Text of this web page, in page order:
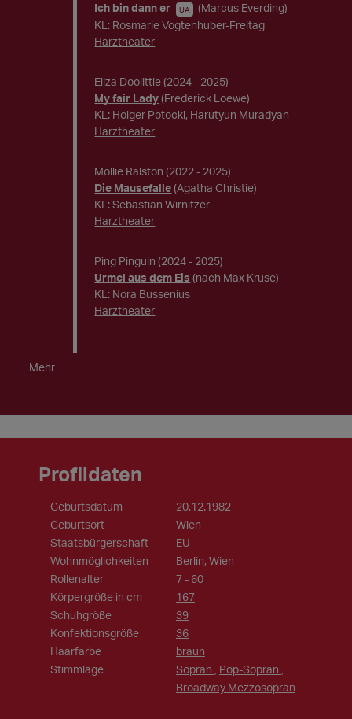
Ich bin dann er
UA
(Marcus Everding)
KL: Rosmarie Vogtenhuber-Freitag
Harztheater
Eliza Doolittle (2024 - 2025)
My fair Lady (Frederick Loewe)
KL: Holger Potocki, Harutyun Muradyan
Harztheater
Mollie Ralston (2022 - 2025)
Die Mausefalle (Agatha Christie)
KL: Sebastian Wirnitzer
Harztheater
Ping Pinguin (2024 - 2025)
Urmel aus dem Eis (nach Max Kruse)
KL: Nora Bussenius
Harztheater
Mehr
Profildaten
Geburtsdatum
20.12.1982
Geburtsort
Wien
Staatsbürgerschaft
EU
Wohnmöglichkeiten
Berlin, Wien
Rollenalter
7 - 60
Körpergröße in cm
167
Schuhgröße
39
Konfektionsgröße
36
Haarfarbe
braun
Stimmlage
Sopran Pop-Sopran
Broadway Mezzosopran